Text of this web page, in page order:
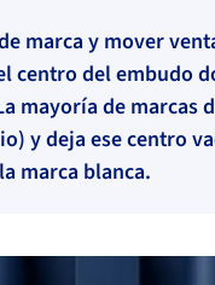
marca y mover
centro del embudo
mayoría de marcas
y deja ese centro
marca blanca.